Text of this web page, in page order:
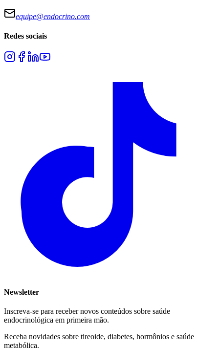
equipe@endocrino.com
Redes sociais
Newsletter
Inscreva-se para receber novos conteúdos sobre saúde
endocrinológica em primeira mão.
Receba novidades sobre tireoide, diabetes, hormônios e saúde
metabólica.